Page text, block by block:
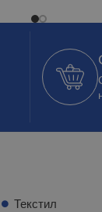
Текстил